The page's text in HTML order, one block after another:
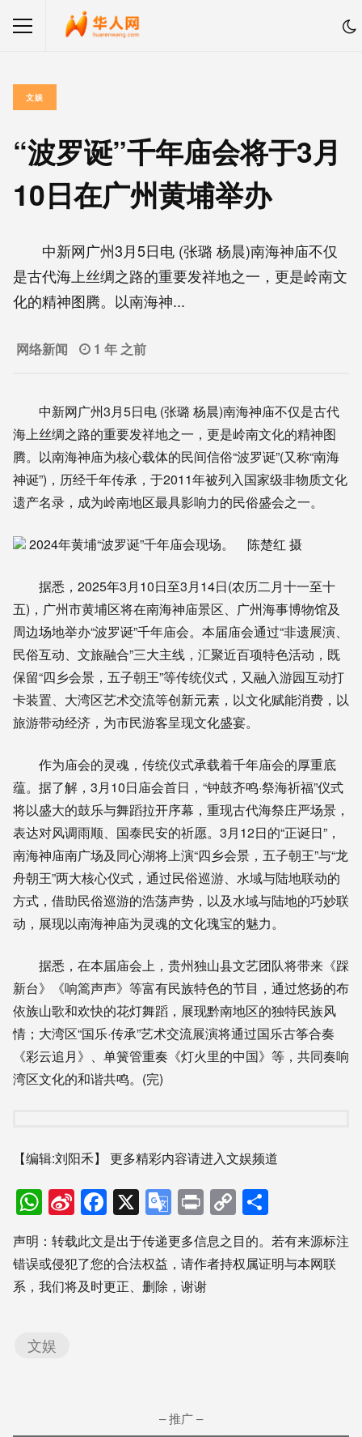
文娱
“波罗诞”千年庙会将于3月
10日在广州黄埔举办
中新网广州3月5日电 (张璐 杨晨)南海神庙不仅
是古代海上丝绸之路的重要发祥地之一，更是岭南文
化的精神图腾。以南海神...
网络新闻 1 年 之前
中新网广州3月5日电 (张璐 杨晨)南海神庙不仅是古代
海上丝绸之路的重要发祥地之一，更是岭南文化的精神图
腾。以南海神庙为核心载体的民间信俗“波罗诞”(又称“南海
神诞”)，历经千年传承，于2011年被列入国家级非物质文化
遗产名录，成为岭南地区最具影响力的民俗盛会之一。
2024年黄埔“波罗诞”千年庙会现场。 陈楚红 摄
据悉，2025年3月10日至3月14日(农历二月十一至十
五)，广州市黄埔区将在南海神庙景区、广州海事博物馆及
周边场地举办“波罗诞”千年庙会。本届庙会通过“非遗展演、
民俗互动、文旅融合”三大主线，汇聚近百项特色活动，既
保留“四乡会景，五子朝王”等传统仪式，又融入游园互动打
卡装置、大湾区艺术交流等创新元素，以文化赋能消费，以
旅游带动经济，为市民游客呈现文化盛宴。
作为庙会的灵魂，传统仪式承载着千年庙会的厚重底
蕴。据了解，3月10日庙会首日，“钟鼓齐鸣·祭海祈福”仪式
将以盛大的鼓乐与舞蹈拉开序幕，重现古代海祭庄严场景，
表达对风调雨顺、国泰民安的祈愿。3月12日的“正诞日”，
南海神庙南广场及同心湖将上演“四乡会景，五子朝王”与“龙
舟朝王”两大核心仪式，通过民俗巡游、水域与陆地联动的
方式，借助民俗巡游的浩荡声势，以及水域与陆地的巧妙联
动，展现以南海神庙为灵魂的文化瑰宝的魅力。
据悉，在本届庙会上，贵州独山县文艺团队将带来《踩
新台》《响篙声声》等富有民族特色的节目，通过悠扬的布
依族山歌和欢快的花灯舞蹈，展现黔南地区的独特民族风
情；大湾区“国乐·传承”艺术交流展演将通过国乐古筝合奏
《彩云追月》、单簧管重奏《灯火里的中国》等，共同奏响
湾区文化的和谐共鸣。(完)
【编辑:刘阳禾】 更多精彩内容请进入文娱频道
WhatsApp
Sina
Weibo
Facebook
X Google
Translate
PrintCopy
Link享
声明：转载此文是出于传递更多信息之目的。若有来源标注
错误或侵犯了您的合法权益，请作者持权属证明与本网联
系，我们将及时更正、删除，谢谢
文娱
– 推广 –